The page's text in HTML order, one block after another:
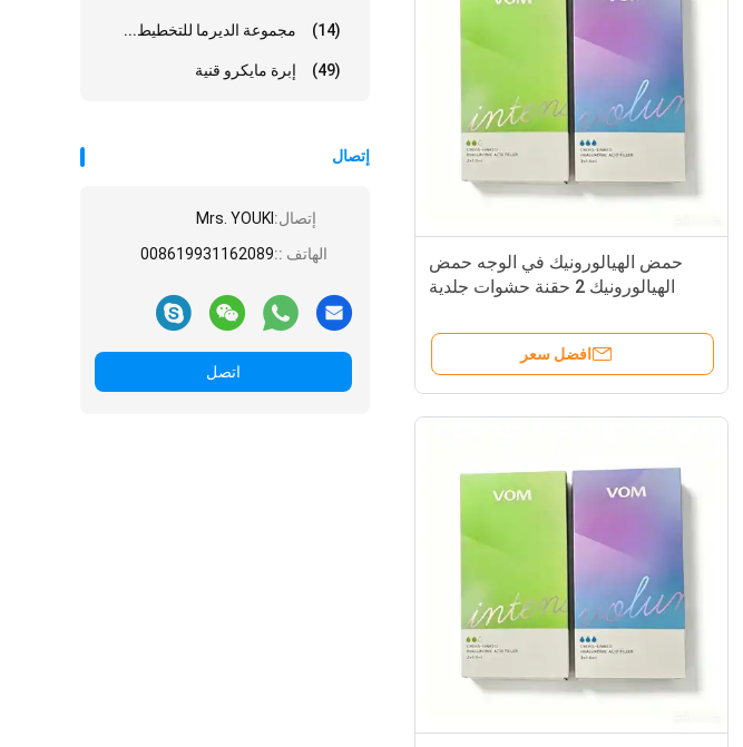
مجموعة الديرما للتخطيط... (14)
إبرة مايكرو قنية (49)
إتصال
إتصال: Mrs. YOUKI
الهاتف ::008619931162089
اتصل
حمض الهيالورونيك في الوجه حمض
الهيالورونيك 2 حقنة حشوات جلدية
افضل سعر